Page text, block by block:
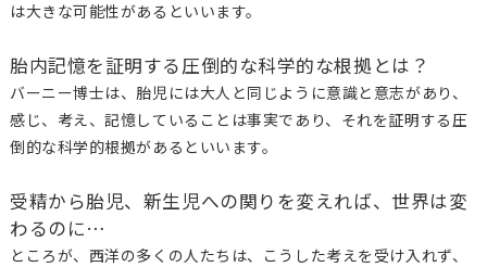
は大きな可能性があるといいます。
胎内記憶を証明する圧倒的な科学的な根拠とは？
バーニー博士は、胎児には大人と同じように意識と意志があり、
感じ、考え、記憶していることは事実であり、それを証明する圧
倒的な科学的根拠があるといいます。
受精から胎児、新生児への関りを変えれば、世界は変
わるのに…
ところが、西洋の多くの人たちは、こうした考えを受け入れず、